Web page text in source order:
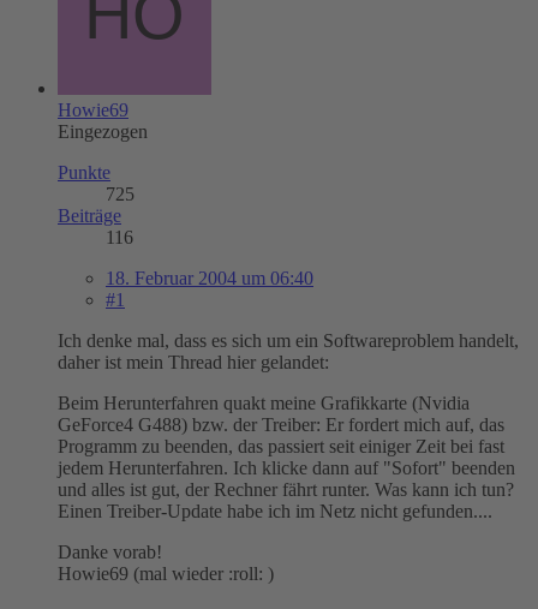
Howie69
Eingezogen
Punkte
725
Beiträge
116
18. Februar 2004 um 06:40
#1
Ich denke mal, dass es sich um ein Softwareproblem handelt,
daher ist mein Thread hier gelandet:
Beim Herunterfahren quakt meine Grafikkarte (Nvidia
GeForce4 G488) bzw. der Treiber: Er fordert mich auf, das
Programm zu beenden, das passiert seit einiger Zeit bei fast
jedem Herunterfahren. Ich klicke dann auf "Sofort" beenden
und alles ist gut, der Rechner fährt runter. Was kann ich tun?
Einen Treiber-Update habe ich im Netz nicht gefunden....
Danke vorab!
Howie69 (mal wieder :roll: )